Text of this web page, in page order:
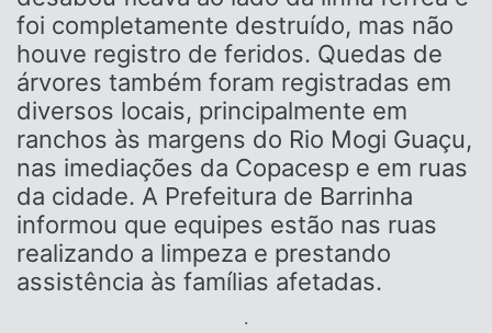
foi completamente destruído, mas não
houve registro de feridos. Quedas de
árvores também foram registradas em
diversos locais, principalmente em
ranchos às margens do Rio Mogi Guaçu,
nas imediações da Copacesp e em ruas
da cidade. A Prefeitura de Barrinha
informou que equipes estão nas ruas
realizando a limpeza e prestando
assistência às famílias afetadas.
.